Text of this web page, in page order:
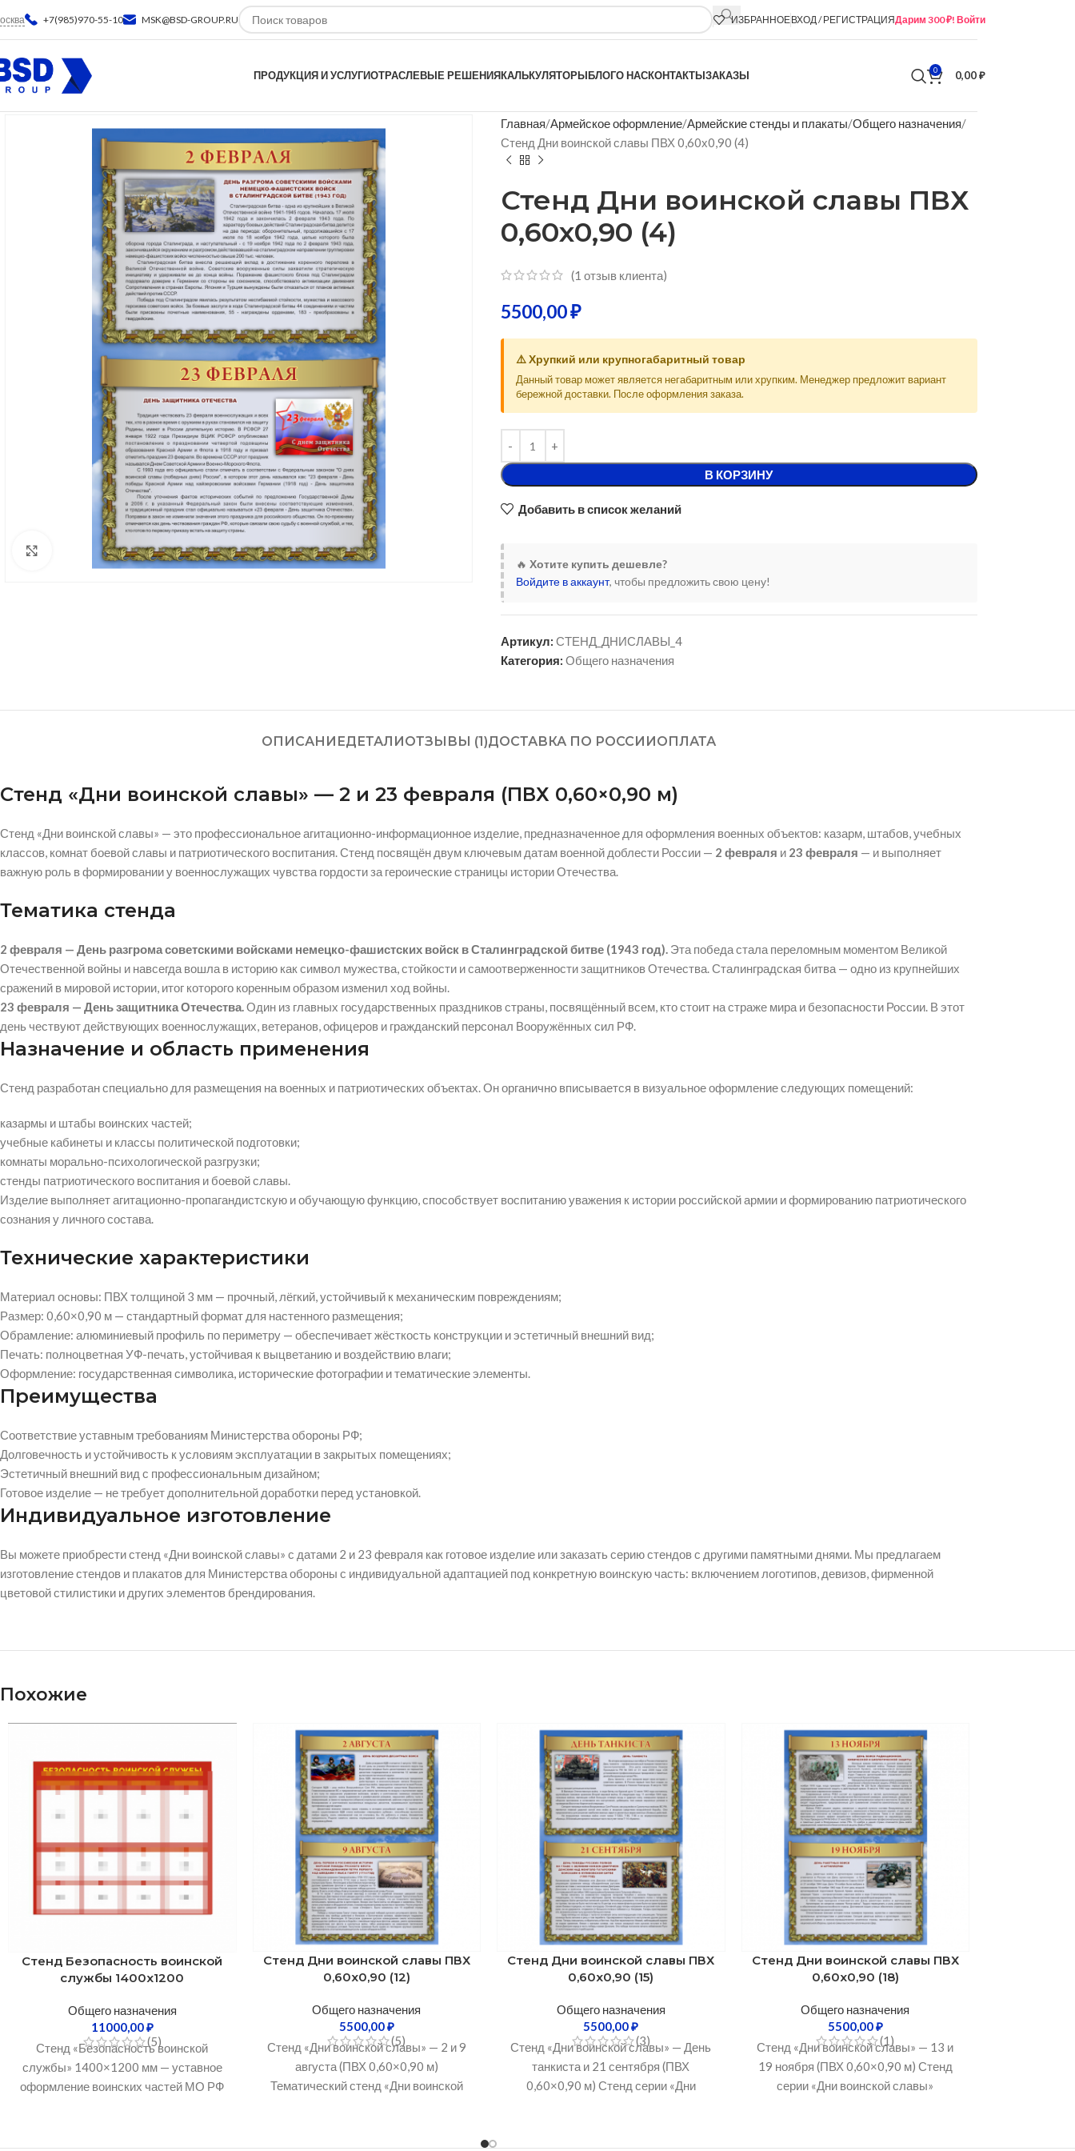
+7(985)970-55-10 MSK@BSD-GROUP.RU ИЗБРАННОЕВХОД / РЕГИСТРАЦИЯДарим 300 ₽! Войти
ПРОДУКЦИЯ И УСЛУГИОТРАСЛЕВЫЕ РЕШЕНИЯКАЛЬКУЛЯТОРЫБЛОГО НАСКОНТАКТЫЗАКАЗЫ 0 0,00₽
Нажмите, чтобы увеличить
Главная Армейское оформление Армейские стенды и плакаты Общего назначения
Стенд Дни воинской славы ПВХ 0,60х0,90 (4)
Стенд Дни воинской славы ПВХ
0,60х0,90 (4)
(1 отзыв клиента)
5500,00₽
⚠️ Хрупкий или крупногабаритный товар
Данный товар может является негабаритным или хрупким. Менеджер предложит вариант
бережной доставки. После оформления заказа.
В КОРЗИНУ
Добавить в список желаний
🔥 Хотите купить дешевле?
Войдите в аккаунт, чтобы предложить свою цену!
Артикул: СТЕНД_ДНИСЛАВЫ_4
Категория: Общего назначения
ОПИСАНИЕДЕТАЛИ ОТЗЫВЫ (1)ДОСТАВКА ПО РОССИИ ОПЛАТА
Стенд «Дни воинской славы» — 2 и 23 февраля (ПВХ 0,60×0,90 м)
Стенд «Дни воинской славы» — это профессиональное агитационно-информационное изделие, предназначенное для оформления военных объектов: казарм, штабов, учебных
классов, комнат боевой славы и патриотического воспитания. Стенд посвящён двум ключевым датам военной доблести России — 2 февраля и 23 февраля — и выполняет
важную роль в формировании у военнослужащих чувства гордости за героические страницы истории Отечества.
Тематика стенда
2 февраля — День разгрома советскими войсками немецко-фашистских войск в Сталинградской битве (1943 год). Эта победа стала переломным моментом Великой
Отечественной войны и навсегда вошла в историю как символ мужества, стойкости и самоотверженности защитников Отечества. Сталинградская битва — одно из крупнейших
сражений в мировой истории, итог которого коренным образом изменил ход войны.
23 февраля — День защитника Отечества.Один из главных государственных праздников страны, посвящённый всем, кто стоит на страже мира и безопасности России. В этот
день чествуют действующих военнослужащих, ветеранов, офицеров и гражданский персонал Вооружённых сил РФ.
Назначение и область применения
Стенд разработан специально для размещения на военных и патриотических объектах. Он органично вписывается в визуальное оформление следующих помещений:
казармы и штабы воинских частей;
учебные кабинеты и классы политической подготовки;
комнаты морально-психологической разгрузки;
стенды патриотического воспитания и боевой славы.
Изделие выполняет агитационно-пропагандистскую и обучающую функцию, способствует воспитанию уважения к истории российской армии и формированию патриотического
сознания у личного состава.
Технические характеристики
Материал основы: ПВХ толщиной 3 мм — прочный, лёгкий, устойчивый к механическим повреждениям;
Размер: 0,60×0,90 м — стандартный формат для настенного размещения;
Обрамление: алюминиевый профиль по периметру — обеспечивает жёсткость конструкции и эстетичный внешний вид;
Печать: полноцветная УФ-печать, устойчивая к выцветанию и воздействию влаги;
Оформление: государственная символика, исторические фотографии и тематические элементы.
Преимущества
Соответствие уставным требованиям Министерства обороны РФ;
Долговечность и устойчивость к условиям эксплуатации в закрытых помещениях;
Эстетичный внешний вид с профессиональным дизайном;
Готовое изделие — не требует дополнительной доработки перед установкой.
Индивидуальное изготовление
Вы можете приобрести стенд «Дни воинской славы» с датами 2 и 23 февраля как готовое изделие или заказать серию стендов с другими памятными днями. Мы предлагаем
изготовление стендов и плакатов для Министерства обороны с индивидуальной адаптацией под конкретную воинскую часть: включением логотипов, девизов, фирменной
цветовой стилистики и других элементов брендирования.
Похожие
Стенд Безопасность воинской
службы 1400х1200
Общего назначения
11000,00₽
(5)
Стенд «Безопасность воинской
службы» 1400×1200 мм — уставное
оформление воинских частей МО РФ
Стенд Дни воинской славы ПВХ
0,60х0,90 (12)
Общего назначения
5500,00₽
(5)
Стенд «Дни воинской славы» — 2 и 9
августа (ПВХ 0,60×0,90 м)
Тематический стенд «Дни воинской
Стенд Дни воинской славы ПВХ
0,60х0,90 (15)
Общего назначения
5500,00₽
(3)
Стенд «Дни воинской славы» — День
танкиста и 21 сентября (ПВХ
0,60×0,90 м) Стенд серии «Дни
Стенд Дни воинской славы ПВХ
0,60х0,90 (18)
Общего назначения
5500,00₽
(1)
Стенд «Дни воинской славы» — 13 и
19 ноября (ПВХ 0,60×0,90 м) Стенд
серии «Дни воинской славы»